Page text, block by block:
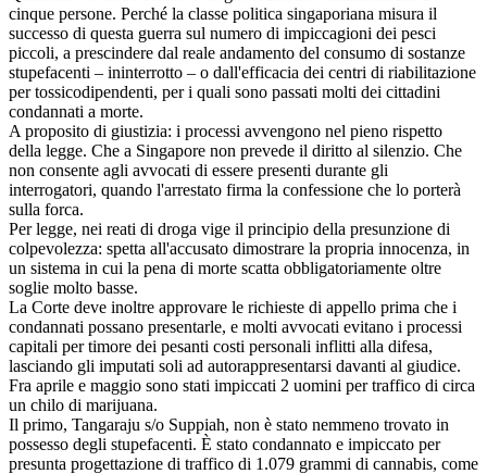
cinque persone. Perché la classe politica singaporiana misura il
successo di questa guerra sul numero di impiccagioni dei pesci
piccoli, a prescindere dal reale andamento del consumo di sostanze
stupefacenti – ininterrotto – o dall'efficacia dei centri di riabilitazione
per tossicodipendenti, per i quali sono passati molti dei cittadini
condannati a morte.
A proposito di giustizia: i processi avvengono nel pieno rispetto
della legge. Che a Singapore non prevede il diritto al silenzio. Che
non consente agli avvocati di essere presenti durante gli
interrogatori, quando l'arrestato firma la confessione che lo porterà
sulla forca.
Per legge, nei reati di droga vige il principio della presunzione di
colpevolezza: spetta all'accusato dimostrare la propria innocenza, in
un sistema in cui la pena di morte scatta obbligatoriamente oltre
soglie molto basse.
La Corte deve inoltre approvare le richieste di appello prima che i
condannati possano presentarle, e molti avvocati evitano i processi
capitali per timore dei pesanti costi personali inflitti alla difesa,
lasciando gli imputati soli ad autorappresentarsi davanti al giudice.
Fra aprile e maggio sono stati impiccati 2 uomini per traffico di circa
un chilo di marijuana.
Il primo, Tangaraju s/o Suppiah, non è stato nemmeno trovato in
possesso degli stupefacenti. È stato condannato e impiccato per
presunta progettazione di traffico di 1.079 grammi di cannabis, come